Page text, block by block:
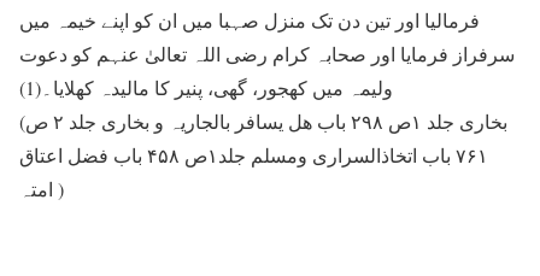
فرمالیا اور تین دن تک منزل صہبا میں ان کو اپنے خیمہ میں
سرفراز فرمایا اور صحابہ کرام رضی اللہ تعالیٰ عنہم کو دعوت
ولیمہ میں کھجور، گھی، پنیر کا مالیدہ کھلایا۔(1)
(بخاری جلد ۱ص ۲۹۸ باب ھل یسافر بالجاریہ و بخاری جلد ۲ ص
۷۶۱ باب اتخاذالسراری ومسلم جلد۱ص ۴۵۸ باب فضل اعتاق
امتہ )